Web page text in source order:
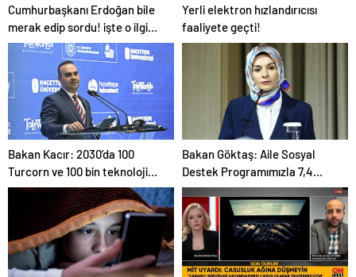
Cumhurbaşkanı Erdoğan bile
merak edip sordu! işte o ilginç
cihaz…
Yerli elektron hızlandırıcısı
faaliyete geçti!
Bakan Kacır: 2030’da 100
Turcorn ve 100 bin teknoloji
girişimciliği hedefimize
Bakan Göktaş: Aile Sosyal
Destek Programımızla 7,4
milyon haneye ulaştık